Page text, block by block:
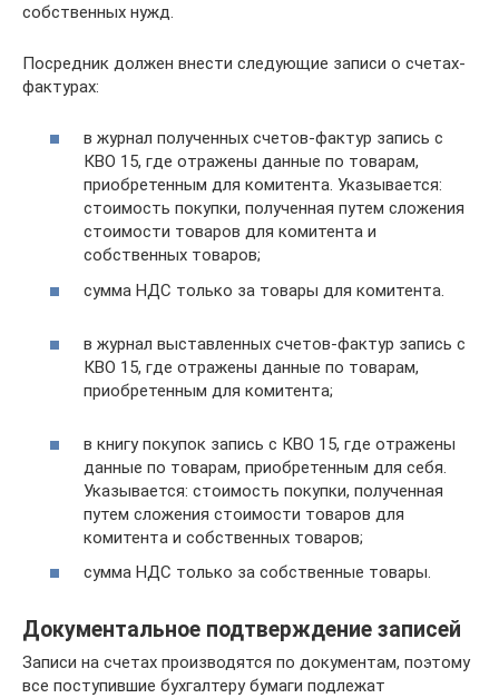
собственных нужд.
Посредник должен внести следующие записи о счетах-
фактурах:
в журнал полученных счетов-фактур запись с
КВО 15, где отражены данные по товарам,
приобретенным для комитента. Указывается:
стоимость покупки, полученная путем сложения
стоимости товаров для комитента и
собственных товаров;
сумма НДС только за товары для комитента.
в журнал выставленных счетов-фактур запись с
КВО 15, где отражены данные по товарам,
приобретенным для комитента;
в книгу покупок запись с КВО 15, где отражены
данные по товарам, приобретенным для себя.
Указывается: стоимость покупки, полученная
путем сложения стоимости товаров для
комитента и собственных товаров;
сумма НДС только за собственные товары.
Документальное подтверждение записей
Записи на счетах производятся по документам, поэтому
все поступившие бухгалтеру бумаги подлежат